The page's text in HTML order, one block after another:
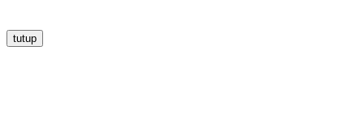
tutup